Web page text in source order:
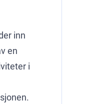
inn
en
i